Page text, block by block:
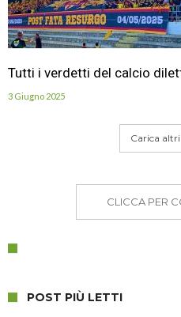
Tutti i verdetti del calcio
3 Giugno 2025
Carica
CLICCA PER
POST PIÙ LETTI